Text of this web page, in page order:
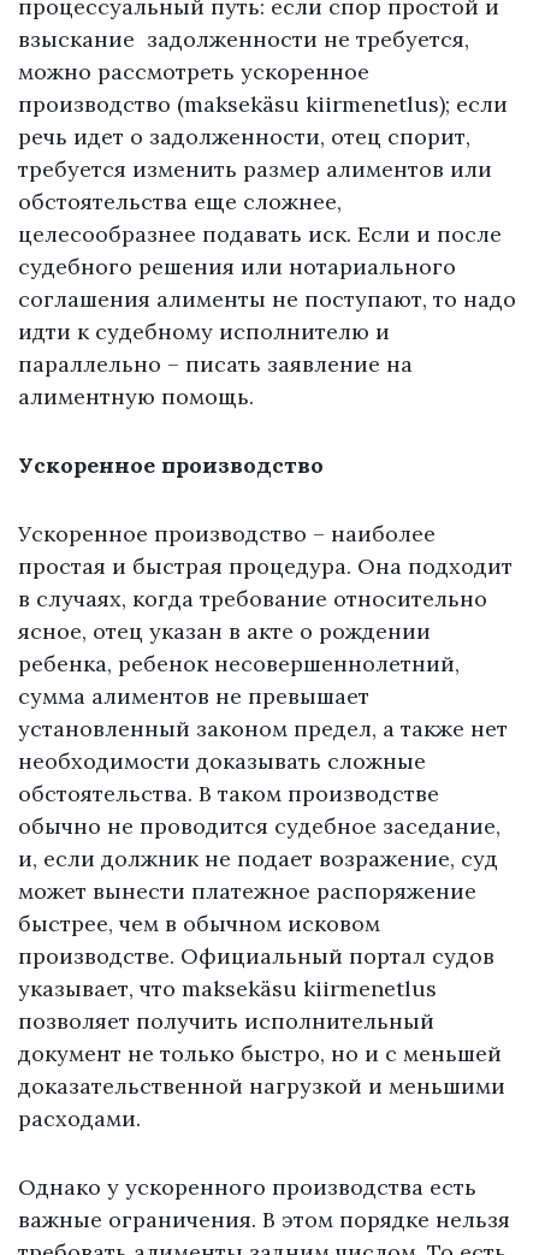
процессуальный путь: если спор простой и
взыскание задолженности не требуется,
можно рассмотреть ускоренное
производство (maksekäsu kiirmenetlus); если
речь идет о задолженности, отец спорит,
требуется изменить размер алиментов или
обстоятельства еще сложнее,
целесообразнее подавать иск. Если и после
судебного решения или нотариального
соглашения алименты не поступают, то надо
идти к судебному исполнителю и
параллельно – писать заявление на
алиментную помощь.
Ускоренное производство
Ускоренное производство – наиболее
простая и быстрая процедура. Она подходит
в случаях, когда требование относительно
ясное, отец указан в акте о рождении
ребенка, ребенок несовершеннолетний,
сумма алиментов не превышает
установленный законом предел, а также нет
необходимости доказывать сложные
обстоятельства. В таком производстве
обычно не проводится судебное заседание,
и, если должник не подает возражение, суд
может вынести платежное распоряжение
быстрее, чем в обычном исковом
производстве. Официальный портал судов
указывает, что maksekäsu kiirmenetlus
позволяет получить исполнительный
документ не только быстро, но и с меньшей
доказательственной нагрузкой и меньшими
расходами.
Однако у ускоренного производства есть
важные ограничения. В этом порядке нельзя